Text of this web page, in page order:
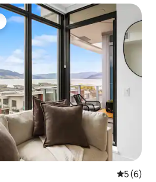
5 af 5 í
5 (6)